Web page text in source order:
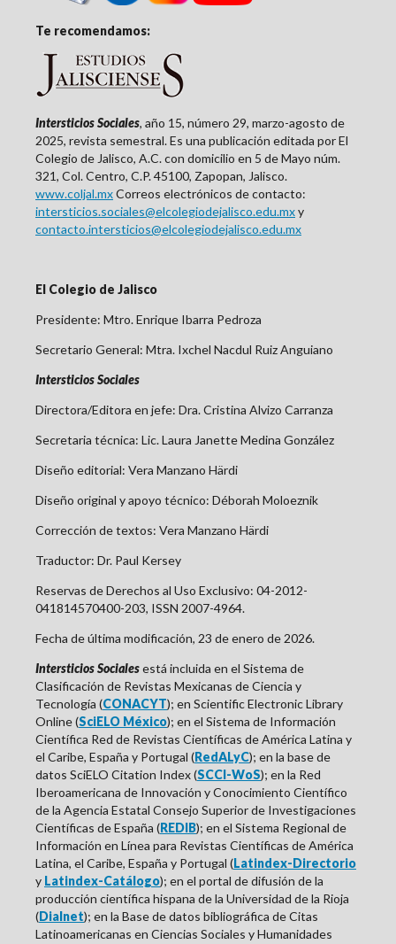
Te recomendamos:
Intersticios Sociales, año 15, número 29, marzo-agosto de
2025, revista semestral. Es una publicación editada por El
Colegio de Jalisco, A.C. con domicilio en 5 de Mayo núm.
321, Col. Centro, C.P. 45100, Zapopan, Jalisco.
www.coljal.mxCorreos electrónicos de contacto:
intersticios.sociales@elcolegiodejalisco.edu.mxy
contacto.intersticios@elcolegiodejalisco.edu.mx
El Colegio de Jalisco
Presidente: Mtro. Enrique Ibarra Pedroza
Secretario General: Mtra. Ixchel Nacdul Ruiz Anguiano
Intersticios Sociales
Directora/Editora en jefe: Dra. Cristina Alvizo Carranza
Secretaria técnica: Lic. Laura Janette Medina González
Diseño editorial: Vera Manzano Härdi
Diseño original y apoyo técnico: Déborah Moloeznik
Corrección de textos: Vera Manzano Härdi
Traductor: Dr. Paul Kersey
Reservas de Derechos al Uso Exclusivo: 04-2012-
041814570400-203, ISSN 2007-4964.
Fecha de última modificación, 23 de enero de 2026.
Intersticios Socialesestá incluida en el Sistema de
Clasificación de Revistas Mexicanas de Ciencia y
Tecnología (CONACYT); en Scientific Electronic Library
Online (SciELO México); en el Sistema de Información
Científica Red de Revistas Científicas de América Latina y
el Caribe, España y Portugal (RedALyC); en la base de
datos SciELO Citation Index (SCCI-WoS); en la Red
Iberoamericana de Innovación y Conocimiento Científico
de la Agencia Estatal Consejo Superior de Investigaciones
Científicas deEspaña (REDIB); en el Sistema Regional de
Información en Línea para Revistas Científicas de América
Latina, el Caribe, España y Portugal (Latindex-Directorio
y Latindex-Catálogo); en el portal de difusión de la
producción científica hispana de la Universidad de la Rioja
(Dialnet); en la Base de datos bibliográfica de Citas
Latinoamericanas en Ciencias Sociales y Humanidades